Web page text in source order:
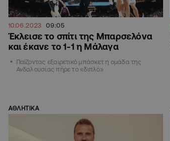
10.06.2023 09:05
Έκλεισε το σπίτι της Μπαρσελόνα
και έκανε το 1-1 η Μάλαγα
Παίζοντας εξαιρετικό μπάσκετ η ομάδα της
Ανδαλουσίας πήρε το «διπλό»
ΑΘΛΗΤΙΚΑ